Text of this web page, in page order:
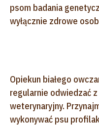
psom badania
wyłącznie zdrowe
Opiekun białego
regularnie odwiedzać
weterynaryjny.
wykonywać psu